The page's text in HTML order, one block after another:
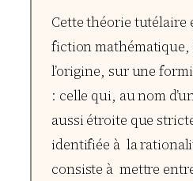
Cette théorie tutélaire
fiction mathématique,
l’origine, sur une
: celle qui, au nom
aussi étroite que
identifiée à la
consiste à mettre